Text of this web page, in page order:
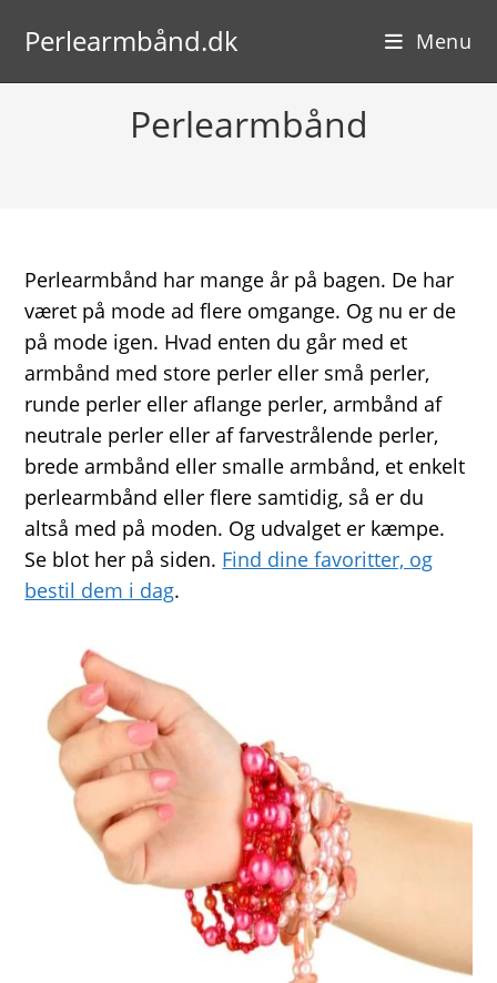
Perlearmbånd.dk Menu
Perlearmbånd
Perlearmbånd har mange år på bagen. De har
været på mode ad flere omgange. Og nu er de
på mode igen. Hvad enten du går med et
armbånd med store perler eller små perler,
runde perler eller aflange perler, armbånd af
neutrale perler eller af farvestrålende perler,
brede armbånd eller smalle armbånd, et enkelt
perlearmbånd eller flere samtidig, så er du
altså med på moden. Og udvalget er kæmpe.
Se blot her på siden. Find dine favoritter, og
bestil dem i dag.